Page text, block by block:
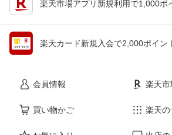
楽天市場アプリ新規利用で1,000ポ
楽天カード新規入会で2,000ポイン
会員情報
買い物かご
楽天
楽天